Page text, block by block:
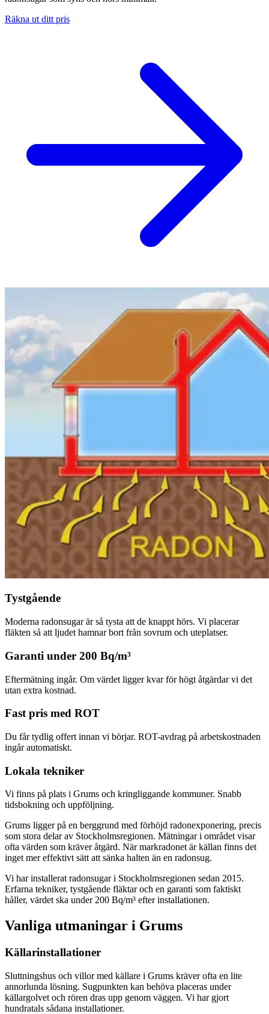
Räkna ut ditt pris
Tystgående
Moderna radonsugar är så tysta att de knappt hörs. Vi placerar
fläkten så att ljudet hamnar bort från sovrum och uteplatser.
Garanti under 200 Bq/m³
Eftermätning ingår. Om värdet ligger kvar för högt åtgärdar vi det
utan extra kostnad.
Fast pris med ROT
Du får tydlig offert innan vi börjar. ROT-avdrag på arbetskostnaden
ingår automatiskt.
Lokala tekniker
Vi finns på plats i Grums och kringliggande kommuner. Snabb
tidsbokning och uppföljning.
Grums ligger på en berggrund med förhöjd radonexponering, precis
som stora delar av Stockholmsregionen. Mätningar i området visar
ofta värden som kräver åtgärd. När markradonet är källan finns det
inget mer effektivt sätt att sänka halten än en radonsug.
Vi har installerat radonsugar i Stockholmsregionen sedan 2015.
Erfarna tekniker, tystgående fläktar och en garanti som faktiskt
håller, värdet ska under 200 Bq/m³ efter installationen.
Vanliga utmaningar i Grums
Källarinstallationer
Sluttningshus och villor med källare i Grums kräver ofta en lite
annorlunda lösning. Sugpunkten kan behöva placeras under
källargolvet och rören dras upp genom väggen. Vi har gjort
hundratals sådana installationer.